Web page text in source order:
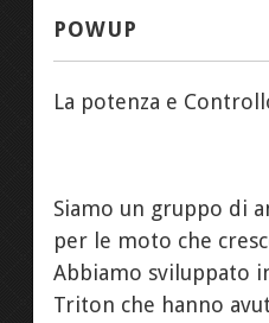
POWUP
La potenza e
Siamo un gruppo di
per le moto che
Abbiamo sviluppato
Triton che hanno